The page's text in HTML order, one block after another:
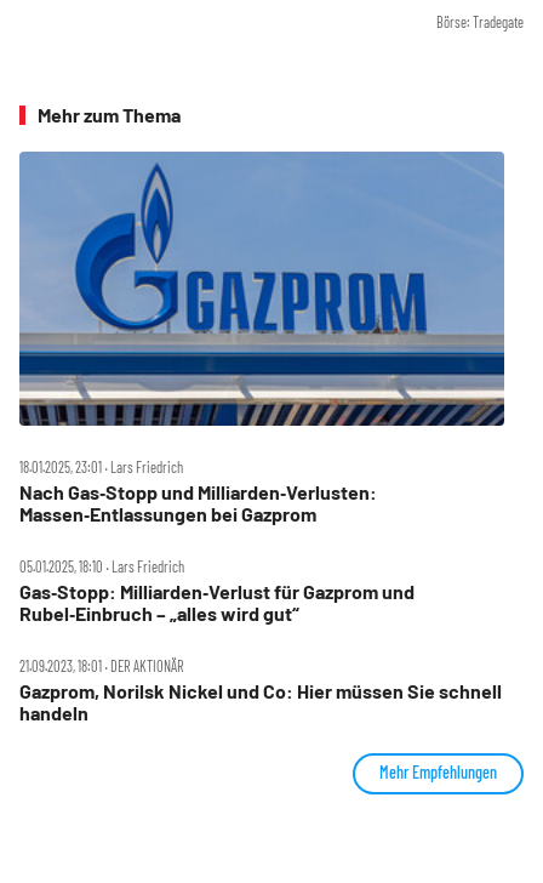
Börse: Tradegate
Mehr zum Thema
18.01.2025, 23:01 ‧ Lars Friedrich
Nach Gas‑Stopp und Milliarden‑Verlusten:
Massen‑Entlassungen bei Gazprom
05.01.2025, 18:10 ‧ Lars Friedrich
Gas‑Stopp: Milliarden‑Verlust für Gazprom und
Rubel‑Einbruch – „alles wird gut“
21.09.2023, 18:01 ‧ DER AKTIONÄR
Gazprom, Norilsk Nickel und Co: Hier müssen Sie schnell
handeln
Mehr Empfehlungen